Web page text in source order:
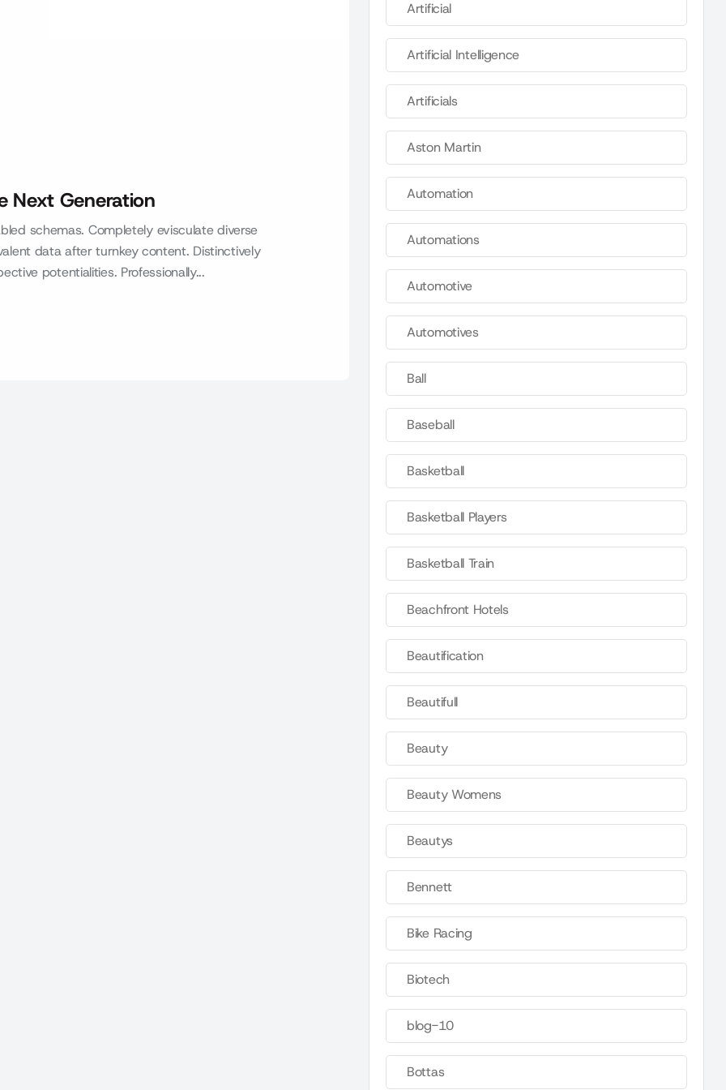
Next Generation
schemas. Completely evisculate diverse
data after turnkey content. Distinctively
potentialities. Professionally...
Artificial
Artificial Intelligence
Artificials
Aston Martin
Automation
Automations
Automotive
Automotives
Ball
Baseball
Basketball
Basketball Players
Basketball Train
Beachfront Hotels
Beautification
Beautifull
Beauty
Beauty Womens
Beautys
Bennett
Bike Racing
Biotech
blog-10
Bottas